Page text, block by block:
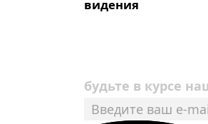
видения
будьте в курсе